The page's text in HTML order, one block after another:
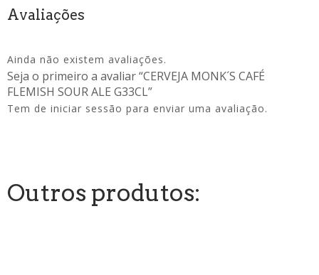
Avaliações
Ainda não existem avaliações.
Seja o primeiro a avaliar “CERVEJA MONK´S CAFÉ
FLEMISH SOUR ALE G33CL”
Tem de iniciar sessão para enviar uma avaliação.
Outros produtos: